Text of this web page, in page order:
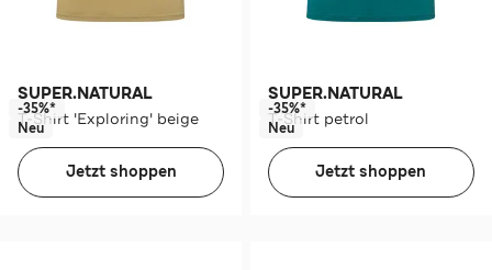
SUPER.NATURAL
T-Shirt 'Exploring' beige
-35%*
Neu
Jetzt shoppen
SUPER.NATURAL
T-Shirt petrol
-35%*
Neu
Jetzt shoppen